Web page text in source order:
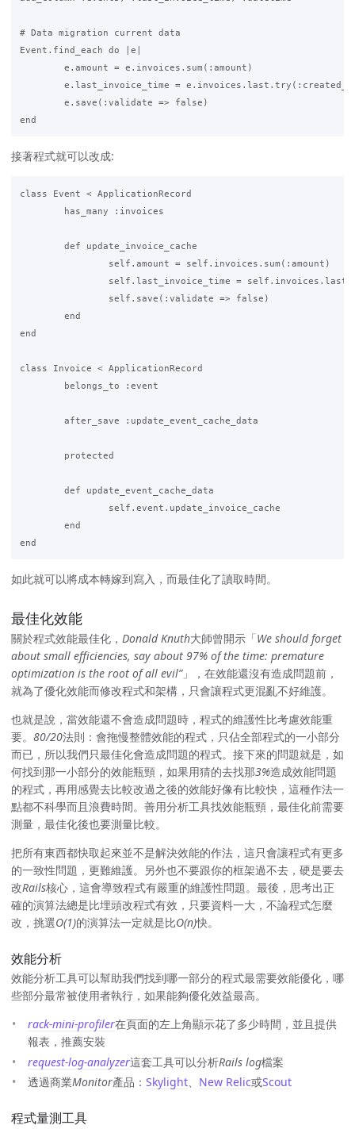
# Data migration current data
Event.find_each do |e|
接著程式就可以改成:
class Event < ApplicationRecord
end
class Invoice < ApplicationRecord
如此就可以將成本轉嫁到寫入，而最佳化了讀取時間。
最佳化效能
關於程式效能最佳化， Donald Knuth大師曾開示「We should forget
about small efficiencies, say about 97% of the time: premature
optimization is the root of all evil”」，在效能還沒有造成問題前，
就為了優化效能而修改程式和架構，只會讓程式更混亂不好維護。
也就是說，當效能還不會造成問題時，程式的維護性比考慮效能重
要。 80/20法則：會拖慢整體效能的程式，只佔全部程式的一小部分
而已，所以我們只最佳化會造成問題的程式。接下來的問題就是，如
何找到那一小部分的效能瓶頸，如果用猜的去找那3%造成效能問題
的程式，再用感覺去比較改過之後的效能好像有比較快，這種作法一
點都不科學而且浪費時間。善用分析工具找效能瓶頸，最佳化前需要
測量，最佳化後也要測量比較。
把所有東西都快取起來並不是解決效能的作法，這只會讓程式有更多
的一致性問題，更難維護。另外也不要跟你的框架過不去，硬是要去
改Rails核心，這會導致程式有嚴重的維護性問題。最後，思考出正
確的演算法總是比埋頭改程式有效，只要資料一大，不論程式怎麼
改，挑選O(1)的演算法一定就是比O(n)快。
效能分析
效能分析工具可以幫助我們找到哪一部分的程式最需要效能優化，哪
些部分最常被使用者執行，如果能夠優化效益最高。
rack-mini-profiler在頁面的左上角顯示花了多少時間，並且提供
報表，推薦安裝
request-log-analyzer這套工具可以分析Rails log檔案
透過商業Monitor產品： Skylight、 New Relic或Scout
程式量測工具